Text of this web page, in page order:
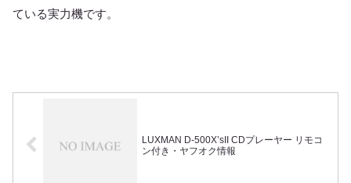
ている実力機です。
LUXMAN D-500X’sII CDプレーヤー リモコ
ン付き・ヤフオク情報